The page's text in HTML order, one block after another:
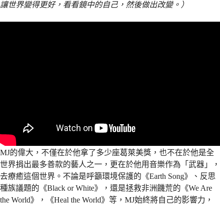
讓世界變得更好，看看鏡中的自己，然後做出改變。）
MJ的偉大，不僅在於他拿了多少座葛萊美獎，也不在於他是全
世界捐出最多善款的藝人之一，更在於他用音樂作為「武器」，
去療癒這個世界。不論是呼籲環境保護的《Earth Song》、反思
種族議題的《Black or White》，還是拯救非洲饑荒的《We Are
the World》，《Heal the World》等，MJ始終將自己的影響力，